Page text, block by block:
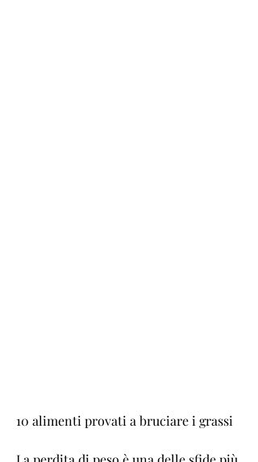
10 alimenti provati a bruciare i grassi